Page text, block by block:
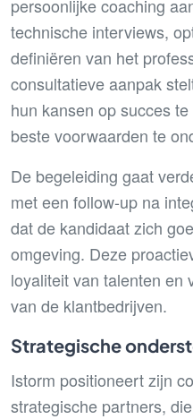
persoonlijke coaching
technische interviews,
definiëren van het
consultatieve aanpak
hun kansen op succes
beste voorwaarden te
De begeleiding gaat
met een follow-up na
dat de kandidaat zich
omgeving. Deze
loyaliteit van talenten en
van de klantbedrijven.
Strategische
Istorm positioneert zijn
strategische partners,